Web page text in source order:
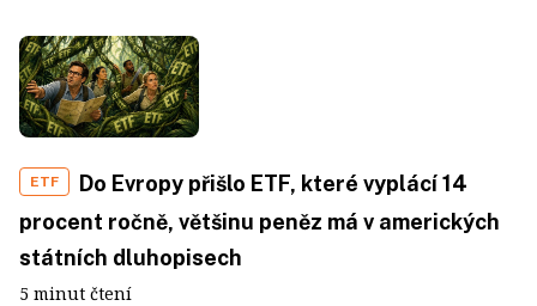
ETF
Do Evropy přišlo ETF, které vyplácí 14
procent ročně, většinu peněz má v amerických
státních dluhopisech
5 minut čtení